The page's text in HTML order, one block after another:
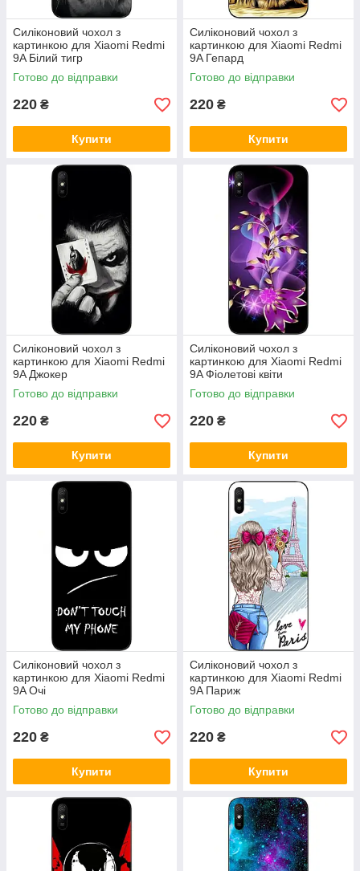
Силіконовий чохол з
картинкою для Xiaomi Redmi
9A Білий тигр
Готово до відправки
220 ₴
Купити
Силіконовий чохол з
картинкою для Xiaomi Redmi
9A Гепард
Готово до відправки
220 ₴
Купити
Силіконовий чохол з
картинкою для Xiaomi Redmi
9A Джокер
Готово до відправки
220 ₴
Купити
Силіконовий чохол з
картинкою для Xiaomi Redmi
9A Фіолетові квіти
Готово до відправки
220 ₴
Купити
Силіконовий чохол з
картинкою для Xiaomi Redmi
9A Очі
Готово до відправки
220 ₴
Купити
Силіконовий чохол з
картинкою для Xiaomi Redmi
9A Париж
Готово до відправки
220 ₴
Купити